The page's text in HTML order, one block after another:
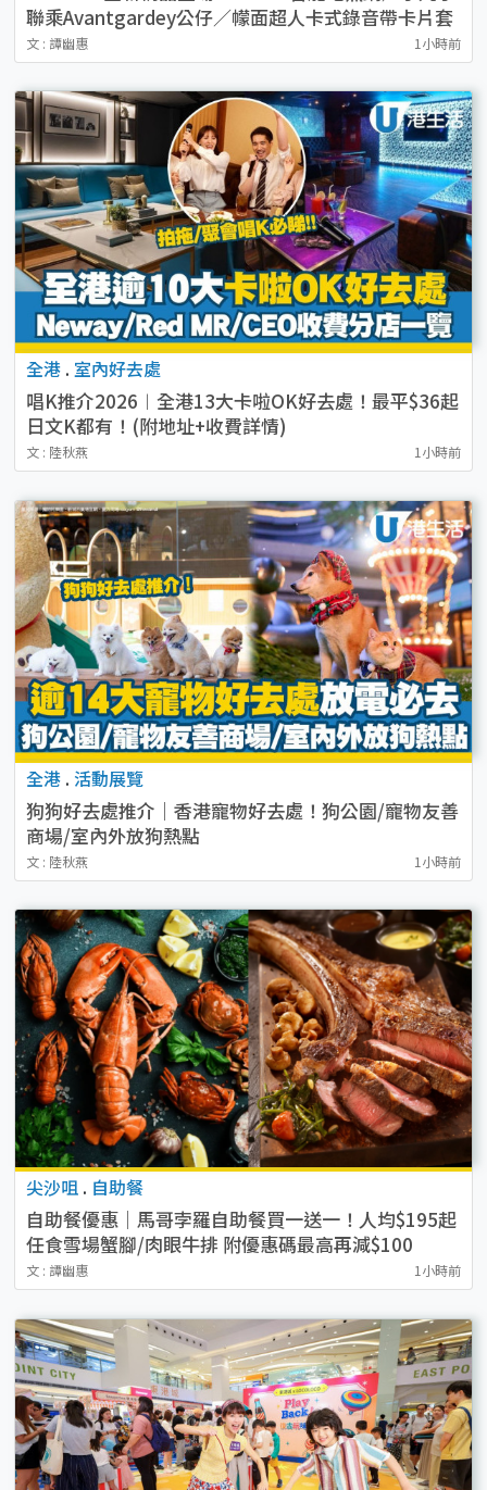
聯乘Avantgardey公仔／幪面超人卡式錄音帶卡片套
／貓山王榴槤冰皮 附開售詳情
文 : 譚幽惠 1小時前
全港 . 室內好去處
唱K推介2026︱全港13大卡啦OK好去處！最平$36起
日文K都有！(附地址+收費詳情)
文 : 陸秋燕 1小時前
全港 . 活動展覽
狗狗好去處推介｜香港寵物好去處！狗公園/寵物友善
商場/室內外放狗熱點
文 : 陸秋燕 1小時前
尖沙咀 . 自助餐
自助餐優惠｜馬哥孛羅自助餐買一送一！人均$195起
任食雪場蟹腳/肉眼牛排 附優惠碼最高再減$100
文 : 譚幽惠 1小時前